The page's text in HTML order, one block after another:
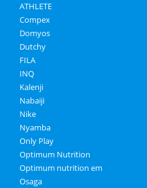
ATHLETE
Compex
Domyos
Dutchy
FILA
INQ
Kalenji
Nabaiji
Nike
Nyamba
Only Play
Optimum Nutrition
Optimum nutrition em
Osaga